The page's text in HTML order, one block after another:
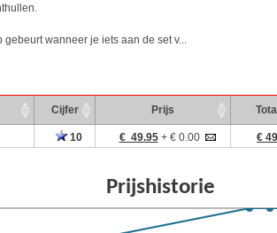
gebeurt wanneer je iets aan de set v...
Cijfer Prijs
10 € 49.95+ € 0.00 €